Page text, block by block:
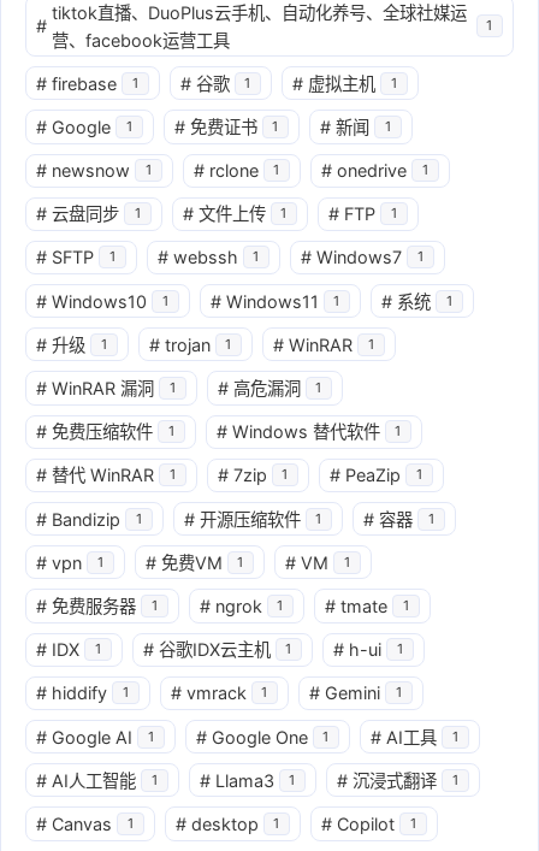
#
tiktok直播、DuoPlus云手机、自动化养号、全球社媒运
营、facebook运营工具
1
# firebase 1 # 谷歌 1 # 虚拟主机 1
# Google 1 # 免费证书 1 # 新闻 1
# newsnow 1 # rclone 1 # onedrive 1
# 云盘同步 1 # 文件上传 1 # FTP 1
# SFTP 1 # webssh 1 # Windows7 1
# Windows10 1 # Windows11 1 # 系统 1
# 升级 1 # trojan 1 # WinRAR 1
# WinRAR 漏洞 1 # 高危漏洞 1
# 免费压缩软件 1 # Windows 替代软件 1
# 替代 WinRAR 1 # 7zip 1 # PeaZip 1
# Bandizip 1 # 开源压缩软件 1 # 容器 1
# vpn 1 # 免费VM 1 # VM 1
# 免费服务器 1 # ngrok 1 # tmate 1
# IDX 1 # 谷歌IDX云主机 1 # h-ui 1
# hiddify 1 # vmrack 1 # Gemini 1
# Google AI 1 # Google One 1 # AI工具 1
# AI人工智能 1 # Llama3 1 # 沉浸式翻译 1
# Canvas 1 # desktop 1 # Copilot 1